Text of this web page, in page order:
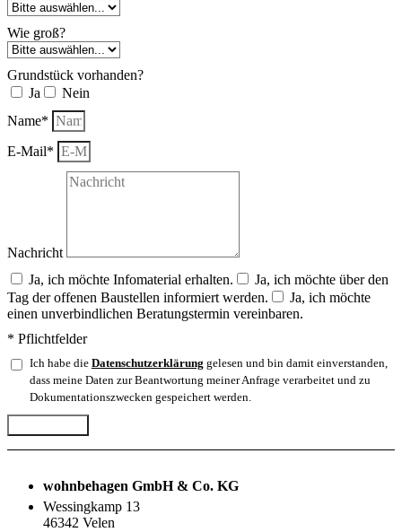
Wie groß?
Grundstück vorhanden?
Ja
Nein
Name*
E-Mail*
Nachricht
Ja, ich möchte Infomaterial erhalten.
Ja, ich möchte über den
Tag der offenen Baustellen informiert werden.
Ja, ich möchte
einen unverbindlichen Beratungstermin vereinbaren.
* Pflichtfelder
Ich habe die Datenschutzerklärung gelesen und bin damit einverstanden,
dass meine Daten zur Beantwortung meiner Anfrage verarbeitet und zu
Dokumentationszwecken gespeichert werden.
wohnbehagen GmbH & Co. KG
Wessingkamp 13
46342 Velen